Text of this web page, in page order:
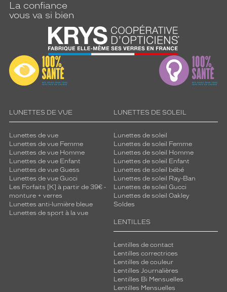
La confiance
vous va si bien
LUNETTES DE VUE
Lunettes de vue
Lunettes de vue Femme
Lunettes de vue Homme
Lunettes de vue Enfant
Lunettes de vue Guess
Lunettes de vue Gucci
Les Forfaits [K] à partir de 39€ -
monture + verres
Lunettes anti-lumière bleue
Lunettes de sport à la vue
LUNETTES DE SOLEIL
Lunettes de soleil
Lunettes de soleil Femme
Lunettes de soleil Homme
Lunettes de soleil Enfant
Lunettes de soleil bébé
Lunettes de soleil Ray-Ban
Lunettes de soleil Gucci
Lunettes de soleil Oakley
Soldes
LENTILLES
Lentilles de contact
Lentilles correctrices
Lentilles de couleur
Lentilles Journalières
Lentilles Bi Mensuelles
Lentilles Mensuelles